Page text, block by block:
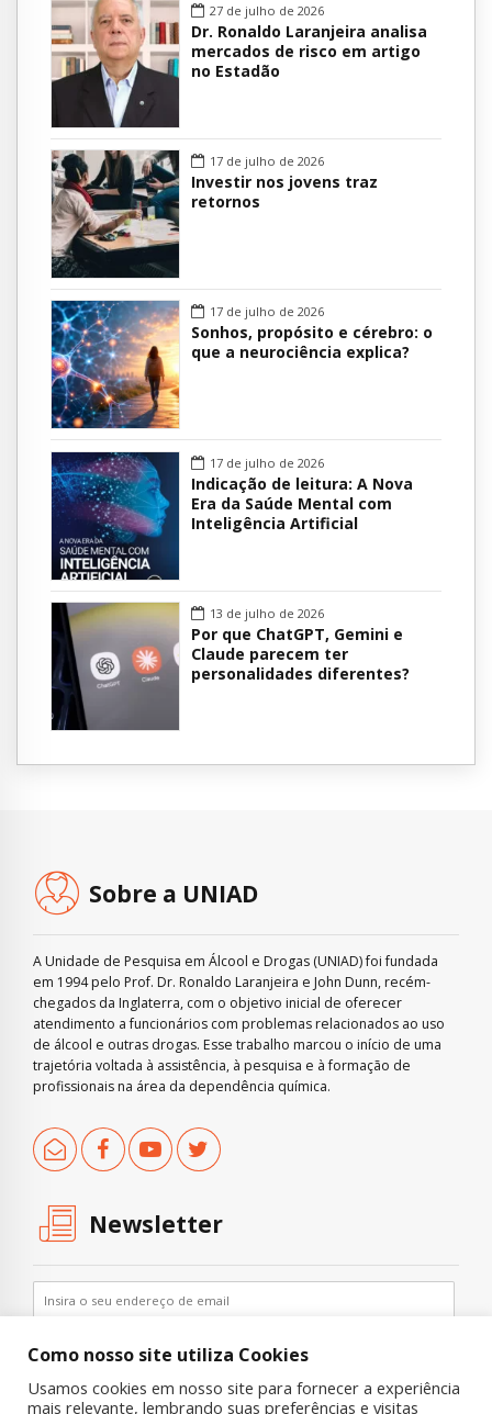
27 de julho de 2026
Dr. Ronaldo Laranjeira analisa
mercados de risco em artigo
no Estadão
17 de julho de 2026
Investir nos jovens traz
retornos
17 de julho de 2026
Sonhos, propósito e cérebro: o
que a neurociência explica?
17 de julho de 2026
Indicação de leitura: A Nova
Era da Saúde Mental com
Inteligência Artificial
13 de julho de 2026
Por que ChatGPT, Gemini e
Claude parecem ter
personalidades diferentes?
Sobre a UNIAD
A Unidade de Pesquisa em Álcool e Drogas (UNIAD) foi fundada
em 1994 pelo Prof. Dr. Ronaldo Laranjeira e John Dunn, recém-
chegados da Inglaterra, com o objetivo inicial de oferecer
atendimento a funcionários com problemas relacionados ao uso
de álcool e outras drogas. Esse trabalho marcou o início de uma
trajetória voltada à assistência, à pesquisa e à formação de
profissionais na área da dependência química.
Newsletter
Como nosso site utiliza Cookies
Usamos cookies em nosso site para fornecer a experiência
mais relevante, lembrando suas preferências e visitas